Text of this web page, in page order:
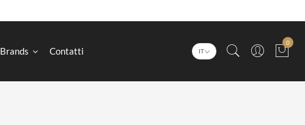
Brands Contatti IT
0